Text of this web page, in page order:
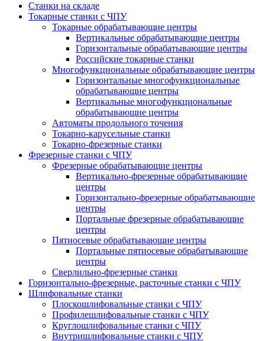
Станки на складе
Токарные станки с ЧПУ
Токарные обрабатывающие центры
Вертикальные обрабатывающие центры
Горизонтальные обрабатывающие центры
Российские токарные станки
Многофункциональные обрабатывающие центры
Горизонтальные многофункциональные
обрабатывающие центры
Вертикальные многофункциональные
обрабатывающие центры
Автоматы продольного точения
Токарно-карусельные станки
Токарно-фрезерные станки
Фрезерные станки с ЧПУ
Фрезерные обрабатывающие центры
Вертикально-фрезерные обрабатывающие
центры
Горизонтально-фрезерные обрабатывающие
центры
Портальные фрезерные обрабатывающие
центры
Пятиосевые обрабатывающие центры
Портальные пятиосевые обрабатывающие
центры
Сверлильно-фрезерные станки
Горизонтально-фрезерные, расточные станки с ЧПУ
Шлифовальные станки
Плоскошлифовальные станки с ЧПУ
Профилешлифовальные станки с ЧПУ
Круглошлифовальные станки с ЧПУ
Внутришлифовальные станки с ЧПУ